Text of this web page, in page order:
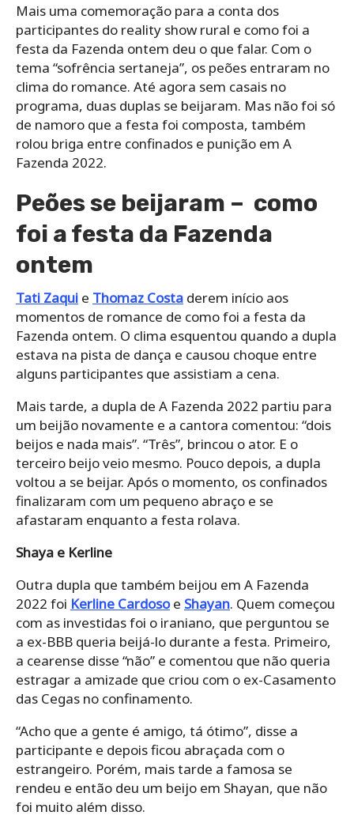
Mais uma comemoração para a conta dos
participantes do reality show rural e como foi a
festa da Fazenda ontem deu o que falar. Com o
tema “sofrência sertaneja”, os peões entraram no
clima do romance. Até agora sem casais no
programa, duas duplas se beijaram. Mas não foi só
de namoro que a festa foi composta, também
rolou briga entre confinados e punição em A
Fazenda 2022.
Peões se beijaram – como
foi a festa da Fazenda
ontem
Tati Zaqui e Thomaz Costa derem início aos
momentos de romance de como foi a festa da
Fazenda ontem. O clima esquentou quando a dupla
estava na pista de dança e causou choque entre
alguns participantes que assistiam a cena.
Mais tarde, a dupla de A Fazenda 2022 partiu para
um beijão novamente e a cantora comentou: “dois
beijos e nada mais”. “Três”, brincou o ator. E o
terceiro beijo veio mesmo. Pouco depois, a dupla
voltou a se beijar. Após o momento, os confinados
finalizaram com um pequeno abraço e se
afastaram enquanto a festa rolava.
Shaya e Kerline
Outra dupla que também beijou em A Fazenda
2022 foi Kerline Cardosoe Shayan. Quem começou
com as investidas foi o iraniano, que perguntou se
a ex-BBB queria beijá-lo durante a festa. Primeiro,
a cearense disse “não” e comentou que não queria
estragar a amizade que criou com o ex-Casamento
das Cegas no confinamento.
“Acho que a gente é amigo, tá ótimo”, disse a
participante e depois ficou abraçada com o
estrangeiro. Porém, mais tarde a famosa se
rendeu e então deu um beijo em Shayan, que não
foi muito além disso.